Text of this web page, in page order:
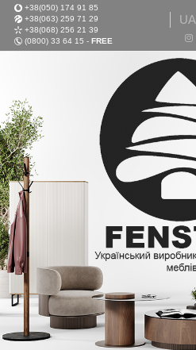
+38(050) 174 91 85
+38(063) 259 71 29
+38(068) 256 21 39
(0800) 33 64 15 - FREE
UA